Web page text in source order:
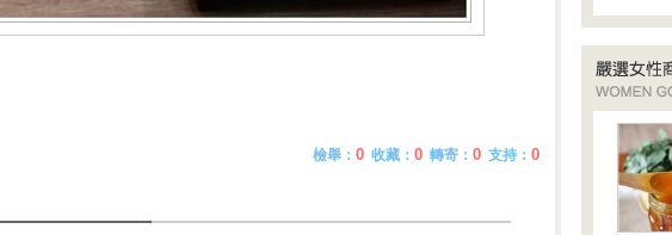
檢舉 ： 0 收藏 ： 0 轉寄 ： 0 支持 ： 0